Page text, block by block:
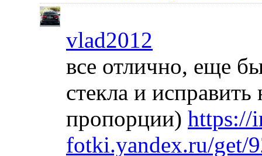
vlad2012
все отлично, еще
стекла и
пропорции) https://
fotki.yandex.ru/get/